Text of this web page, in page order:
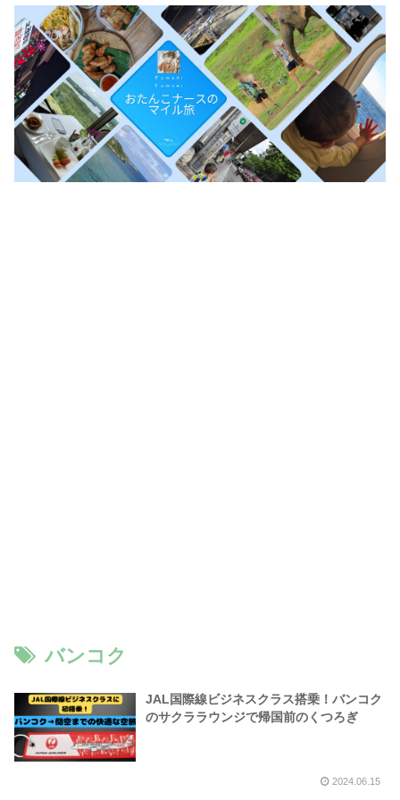
バンコク
JAL国際線ビジネスクラス搭乗！バンコク
のサクララウンジで帰国前のくつろぎ
2024.06.15